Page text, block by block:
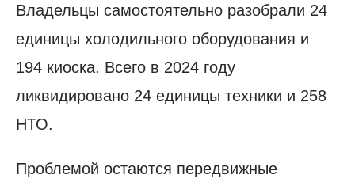
Владельцы самостоятельно разобрали 24
единицы холодильного оборудования и
194 киоска. Всего в 2024 году
ликвидировано 24 единицы техники и 258
НТО.
Проблемой остаются передвижные